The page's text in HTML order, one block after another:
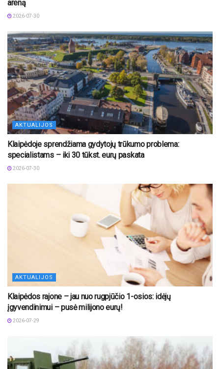
areną
2026-07-30
AKTUALIJOS
Klaipėdoje sprendžiama gydytojų trūkumo problema:
specialistams – iki 30 tūkst. eurų paskata
2026-07-30
AKTUALIJOS
Klaipėdos rajone – jau nuo rugpjūčio 1-osios: idėjų
įgyvendinimui – pusė milijono eurų!
2026-07-29